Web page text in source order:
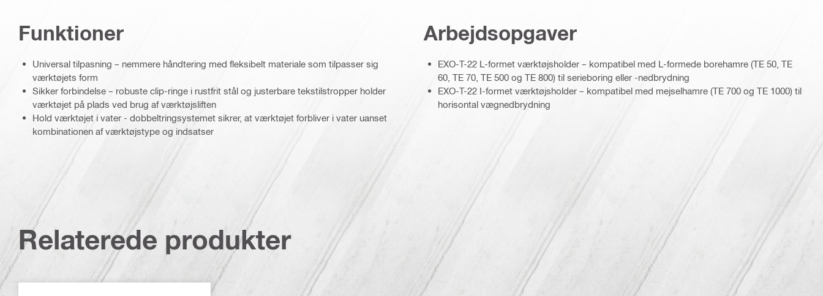
Funktioner
Universal tilpasning – nemmere håndtering med fleksibelt materiale som tilpasser sig
værktøjets form
Sikker forbindelse – robuste clip-ringe i rustfrit stål og justerbare tekstilstropper holder
værktøjet på plads ved brug af værktøjsliften
Hold værktøjet i vater - dobbeltringsystemet sikrer, at værktøjet forbliver i vater uanset
kombinationen af værktøjstype og indsatser
Arbejdsopgaver
EXO-T-22 L-formet værktøjsholder – kompatibel med L-formede borehamre (TE 50, TE
60, TE 70, TE 500 og TE 800) til serieboring eller -nedbrydning
EXO-T-22 I-formet værktøjsholder – kompatibel med mejselhamre (TE 700 og TE 1000) til
horisontal vægnedbrydning
Relaterede produkter